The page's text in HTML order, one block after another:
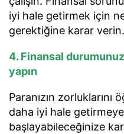
iyi hale getirmek için
gerektiğine karar verin.
4. Finansal
yapın
Paranızın
daha iyi hale getirmeye
başlayabileceğinize